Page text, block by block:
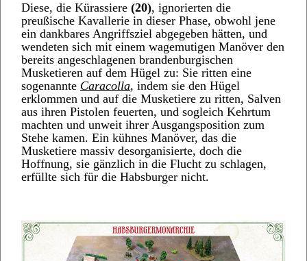
Diese, die Kürassiere (20), ignorierten die
preußische Kavallerie in dieser Phase, obwohl jene
ein dankbares Angriffsziel abgegeben hätten, und
wendeten sich mit einem wagemutigen Manöver den
bereits angeschlagenen brandenburgischen
Musketieren auf dem Hügel zu: Sie ritten eine
sogenannte Caracolla, indem sie den Hügel
erklommen und auf die Musketiere zu ritten, Salven
aus ihren Pistolen feuerten, und sogleich Kehrtum
machten und unweit ihrer Ausgangsposition zum
Stehe kamen. Ein kühnes Manöver, das die
Musketiere massiv desorganisierte, doch die
Hoffnung, sie gänzlich in die Flucht zu schlagen,
erfüllte sich für die Habsburger nicht.